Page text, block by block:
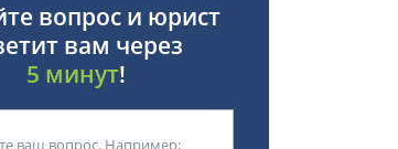
вопрос и юрист
вам через
5 минут!